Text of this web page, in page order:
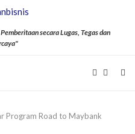
secara Lugas, Tegas dan
Program Road to Maybank